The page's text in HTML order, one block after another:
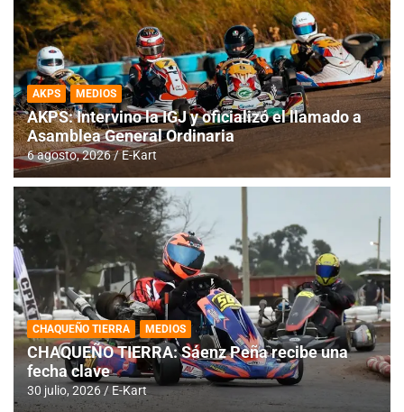
AKPS MEDIOS
AKPS: Intervino la IGJ y oficializó el llamado a
Asamblea General Ordinaria
6 agosto, 2026 E-Kart
CHAQUEÑO TIERRA MEDIOS
CHAQUEÑO TIERRA: Sáenz Peña recibe una
fecha clave
30 julio, 2026 E-Kart